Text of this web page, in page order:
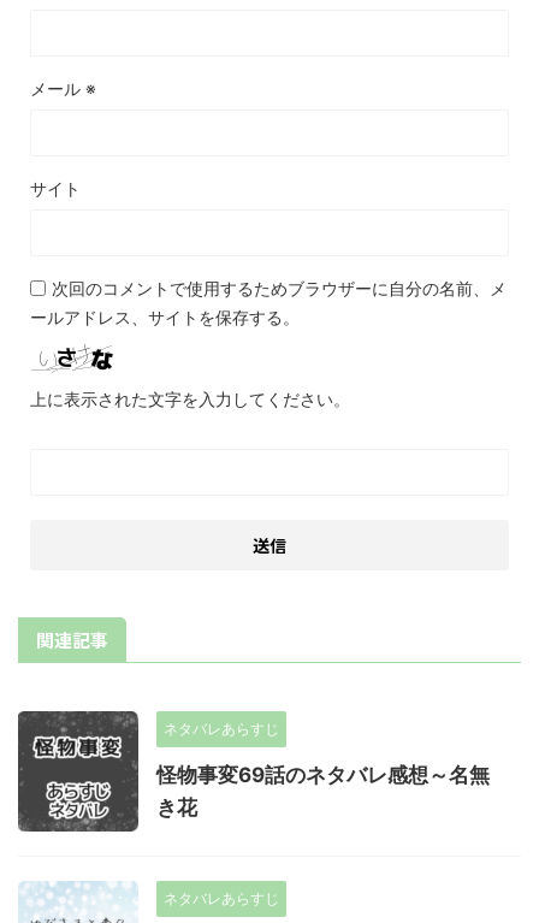
メール ※
サイト
次回のコメントで使用するためブラウザーに自分の名前、メ
ールアドレス、サイトを保存する。
上に表示された文字を入力してください。
関連記事
ネタバレあらすじ
怪物事変69話のネタバレ感想～名無
き花
ネタバレあらすじ